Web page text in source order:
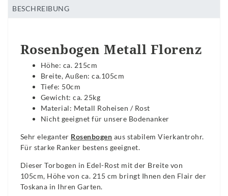
BESCHREIBUNG
Rosenbogen Metall Florenz
Höhe: ca. 215cm
Breite, Außen: ca.105cm
Tiefe: 50cm
Gewicht: ca. 25kg
Material: Metall Roheisen / Rost
Nicht geeignet für unsere Bodenanker
Sehr eleganter Rosenbogen aus stabilem Vierkantrohr.
Für starke Ranker bestens geeignet.
Dieser Torbogen in Edel-Rost mit der Breite von
105cm, Höhe von ca. 215 cm bringt Ihnen den Flair der
Toskana in Ihren Garten.